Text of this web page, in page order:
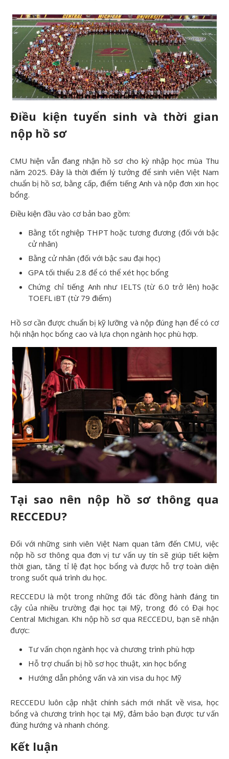
Điều kiện tuyển sinh và thời gian
nộp hồ sơ
CMU hiện vẫn đang nhận hồ sơ cho kỳ nhập học mùa Thu
năm 2025. Đây là thời điểm lý tưởng để sinh viên Việt Nam
chuẩn bị hồ sơ, bằng cấp, điểm tiếng Anh và nộp đơn xin học
bổng.
Điều kiện đầu vào cơ bản bao gồm:
Bằng tốt nghiệp THPT hoặc tương đương (đối với bậc
cử nhân)
Bằng cử nhân (đối với bậc sau đại học)
GPA tối thiểu 2.8 để có thể xét học bổng
Chứng chỉ tiếng Anh như IELTS (từ 6.0 trở lên) hoặc
TOEFL iBT (từ 79 điểm)
Hồ sơ cần được chuẩn bị kỹ lưỡng và nộp đúng hạn để có cơ
hội nhận học bổng cao và lựa chọn ngành học phù hợp.
Tại sao nên nộp hồ sơ thông qua
RECCEDU?
Đối với những sinh viên Việt Nam quan tâm đến CMU, việc
nộp hồ sơ thông qua đơn vị tư vấn uy tín sẽ giúp tiết kiệm
thời gian, tăng tỉ lệ đạt học bổng và được hỗ trợ toàn diện
trong suốt quá trình du học.
RECCEDU là một trong những đối tác đồng hành đáng tin
cậy của nhiều trường đại học tại Mỹ, trong đó có Đại học
Central Michigan. Khi nộp hồ sơ qua RECCEDU, bạn sẽ nhận
được:
Tư vấn chọn ngành học và chương trình phù hợp
Hỗ trợ chuẩn bị hồ sơ học thuật, xin học bổng
Hướng dẫn phỏng vấn và xin visa du học Mỹ
RECCEDU luôn cập nhật chính sách mới nhất về visa, học
bổng và chương trình học tại Mỹ, đảm bảo bạn được tư vấn
đúng hướng và nhanh chóng.
Kết luận